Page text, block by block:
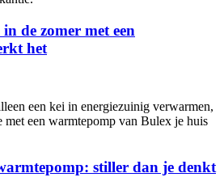
de zomer met een
het
een kei in energiezuinig verwarmen,
met een warmtepomp van Bulex je huis
stiller dan je denkt